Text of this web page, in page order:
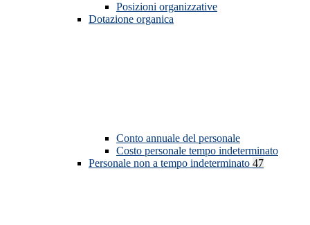
Posizioni organizzative
Dotazione organica
Conto annuale del personale
Costo personale tempo indeterminato
Personale non a tempo indeterminato 47